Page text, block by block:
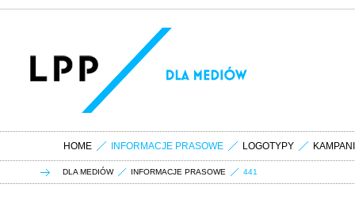
HOME INFORMACJE PRASOWE LOGOTYPY
DLA MEDIÓW INFORMACJE PRASOWE 441